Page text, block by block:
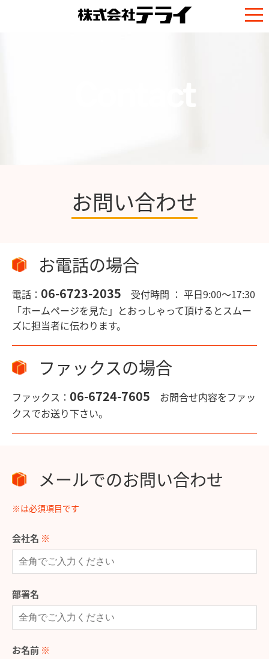
お問い合わせ
お電話の場合
電話： 06-6723-2035 受付時間 ： 平日9:00〜17:30
「ホームページを見た」とおっしゃって頂けるとスムー
ズに担当者に伝わります。
ファックスの場合
ファックス： 06-6724-7605 お問合せ内容をファッ
クスでお送り下さい。
メールでのお問い合わせ
※は必須項目です
会社名 ※
部署名
お名前 ※